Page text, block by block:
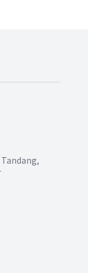
Tandang,